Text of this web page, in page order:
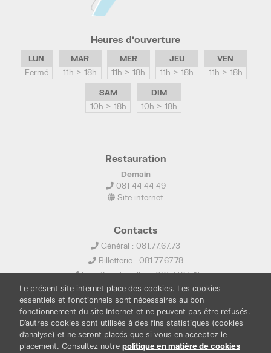
Heures d’ouverture
LUN
Fermé
MAR
11h > 18h
MER
11h > 18h
JEU
11h > 18h
VEN
11h > 18h
SAM
10h > 18h
DIM
10h > 18h
Restauration
Demain
081 44 44 49
Site internet
Contacts
Général : 081.77.67.73
Billetterie : 081.77.67.78
Location de salles : 081.77.67.79
info@ledelta.be
Le présent site internet place des cookies. Les cookies
essentiels et fonctionnels sont nécessaires au bon
fonctionnement du site Internet et ne peuvent pas être refusés.
D’autres cookies sont utilisés à des fins statistiques (cookies
d’analyse) et ne seront placés que si vous en acceptez le
placement. Consultez notre politique en matière de cookies